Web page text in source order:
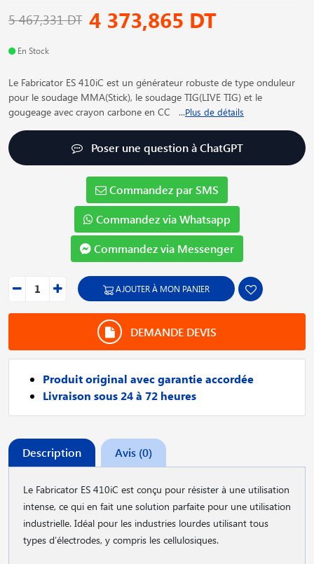
5 467,331 DT 4 373,865 DT
En Stock
Le Fabricator ES 410iC est un générateur robuste de type onduleur
pour le soudage MMA(Stick), le soudage TIG(LIVE TIG) et le
gougeage avec crayon carbone en CC ...Plus de détails
Poser une question à ChatGPT
Commandez par SMS
Commandez via Whatsapp
Commandez via Messenger
AJOUTER À MON PANIER
DEMANDE DEVIS
Produit original avec garantie accordée
Livraison sous 24 à 72 heures
Description Avis (0)
Le Fabricator ES 410iC est conçu pour résister à une utilisation
intense, ce qui en fait une solution parfaite pour une utilisation
industrielle. Idéal pour les industries lourdes utilisant tous
types d′électrodes, y compris les cellulosiques.